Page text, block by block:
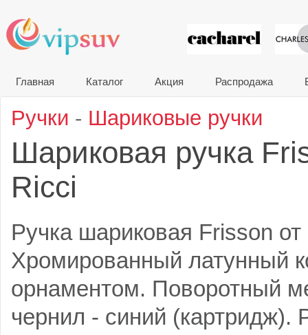
VIP
Главная Каталог Акция Распродажа
Ручки - Шариковые ручки
Шариковая ручка
Ricci
Ручка шариковая Frisson
Хромированный латунный
орнаментом. Поворотный
чернил - синий (картридж).